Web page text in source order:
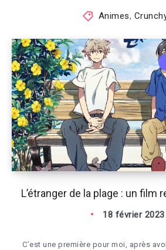
Animes,
L’étranger de la plage : un film
18 février 2023
C’est une première pour moi, après